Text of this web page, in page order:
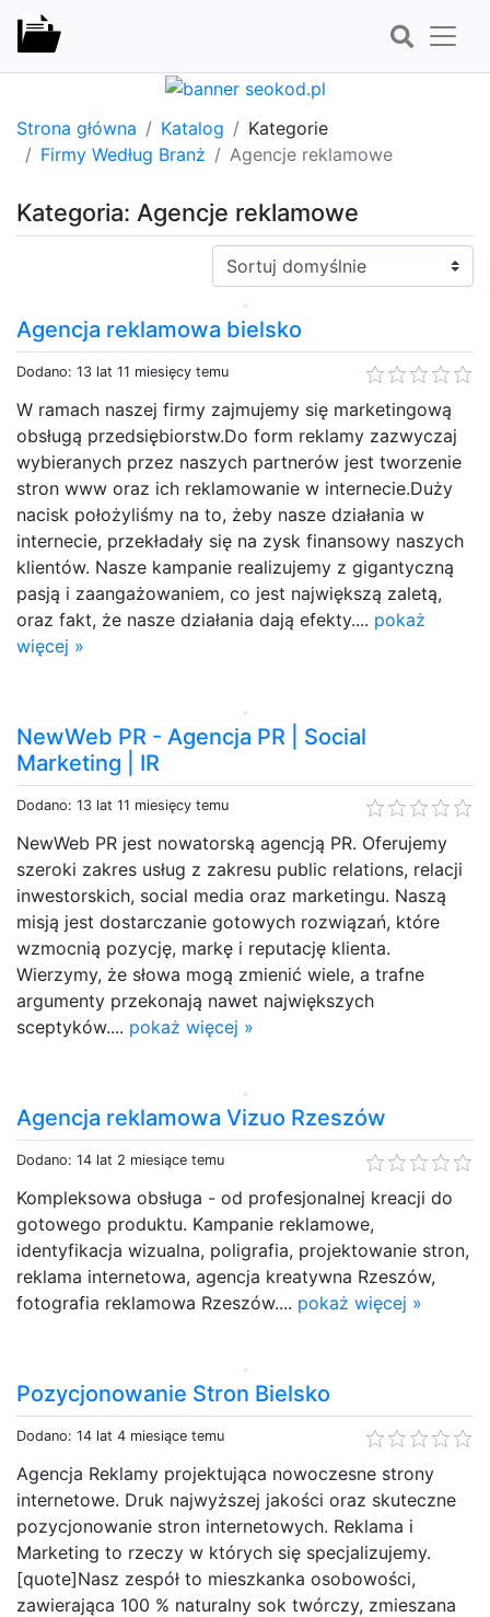
Strona główna Katalog
Kategorie
Firmy Według Branż
Agencje reklamowe
Kategoria: Agencje reklamowe
Sortuj:
Agencja reklamowa bielsko
Dodano: 13 lat 11 miesięcy temu
W ramach naszej firmy zajmujemy się marketingową
obsługą przedsiębiorstw.Do form reklamy zazwyczaj
wybieranych przez naszych partnerów jest tworzenie
stron www oraz ich reklamowanie w internecie.Duży
nacisk położyliśmy na to, żeby nasze działania w
internecie, przekładały się na zysk finansowy naszych
klientów. Nasze kampanie realizujemy z gigantyczną
pasją i zaangażowaniem, co jest największą zaletą,
oraz fakt, że nasze działania dają efekty.... pokaż
więcej »
NewWeb PR - Agencja PR | Social
Marketing | IR
Dodano: 13 lat 11 miesięcy temu
NewWeb PR jest nowatorską agencją PR. Oferujemy
szeroki zakres usług z zakresu public relations, relacji
inwestorskich, social media oraz marketingu. Naszą
misją jest dostarczanie gotowych rozwiązań, które
wzmocnią pozycję, markę i reputację klienta.
Wierzymy, że słowa mogą zmienić wiele, a trafne
argumenty przekonają nawet największych
sceptyków.... pokaż więcej »
Agencja reklamowa Vizuo Rzeszów
Dodano: 14 lat 2 miesiące temu
Kompleksowa obsługa - od profesjonalnej kreacji do
gotowego produktu. Kampanie reklamowe,
identyfikacja wizualna, poligrafia, projektowanie stron,
reklama internetowa, agencja kreatywna Rzeszów,
fotografia reklamowa Rzeszów.... pokaż więcej »
Pozycjonowanie Stron Bielsko
Dodano: 14 lat 4 miesiące temu
Agencja Reklamy projektująca nowoczesne strony
internetowe. Druk najwyższej jakości oraz skuteczne
pozycjonowanie stron internetowych. Reklama i
Marketing to rzeczy w których się specjalizujemy.
[quote]Nasz zespół to mieszkanka osobowości,
zawierająca 100 % naturalny sok twórczy, zmieszana